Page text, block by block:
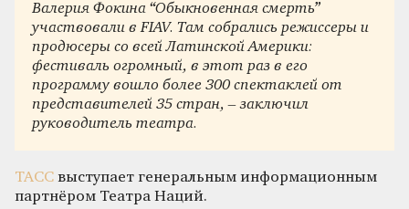
Валерия Фокина “Обыкновенная смерть”
участвовали в FIAV. Там собрались режиссеры и
продюсеры со всей Латинской Америки:
фестиваль огромный, в этот раз в его
программу вошло более 300 спектаклей от
представителей 35 стран, – заключил
руководитель театра.
ТАСС выступает генеральным информационным
партнёром Театра Наций.